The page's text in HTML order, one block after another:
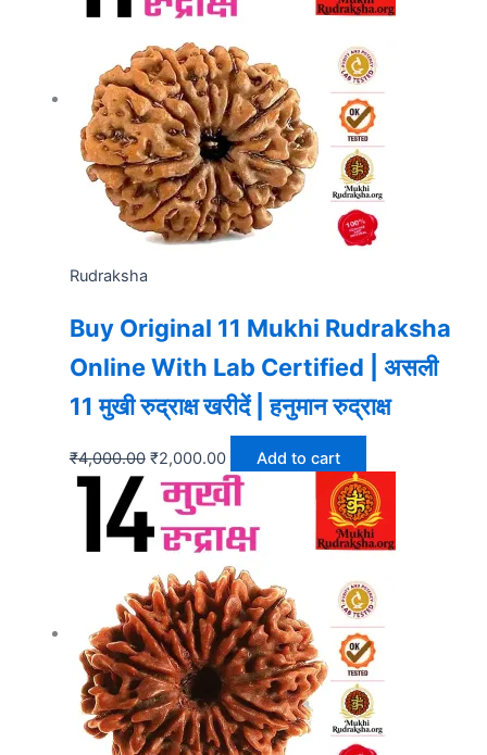
Rudraksha
Buy Original 11 Mukhi Rudraksha
Online With Lab Certified | असली
11 मुखी रुद्राक्ष खरीदें | हनुमान रुद्राक्ष
₹4,000.00 ₹2,000.00 Add to cart